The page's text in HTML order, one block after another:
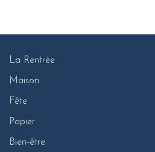
La Rentrée
Maison
Fête
Papier
Bien-être